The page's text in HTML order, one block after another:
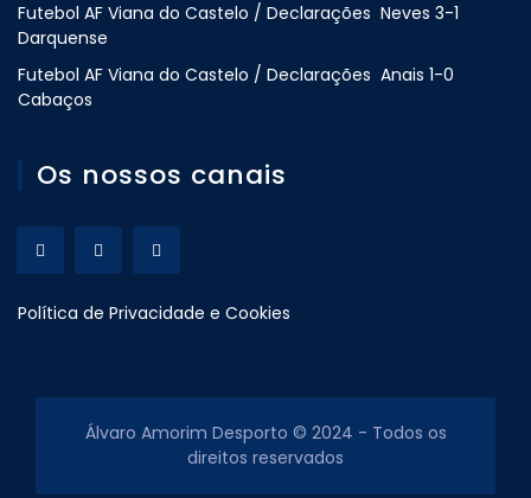
Futebol AF Viana do Castelo / Declarações Neves 3-1
Darquense
Futebol AF Viana do Castelo / Declarações Anais 1-0
Cabaços
Os nossos canais
Política de Privacidade e Cookies
Álvaro Amorim Desporto © 2024 - Todos os
direitos reservados